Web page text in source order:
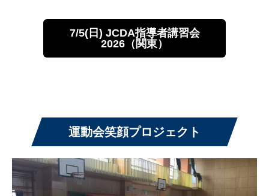
7/5(日) JCDA指導者講習会
2026（関東）
運動会笑顔プロジェクト